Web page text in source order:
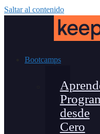
Saltar al contenido
Bootcamps
desde
Cero